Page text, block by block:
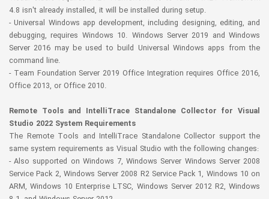
4.8 isn't already installed, it will be installed during setup.
- Universal Windows app development, including designing, editing, and
debugging, requires Windows 10. Windows Server 2019 and Windows
Server 2016 may be used to build Universal Windows apps from the
command line.
- Team Foundation Server 2019 Office Integration requires Office 2016,
Office 2013, or Office 2010.
Remote Tools and IntelliTrace Standalone Collector for Visual
Studio 2022 System Requirements
The Remote Tools and IntelliTrace Standalone Collector support the
same system requirements as Visual Studio with the following changes:
- Also supported on Windows 7, Windows Server Windows Server 2008
Service Pack 2, Windows Server 2008 R2 Service Pack 1, Windows 10 on
ARM, Windows 10 Enterprise LTSC, Windows Server 2012 R2, Windows